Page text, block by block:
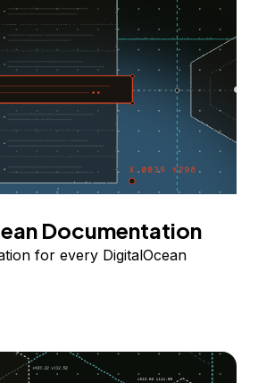
Documentation
for every DigitalOcean